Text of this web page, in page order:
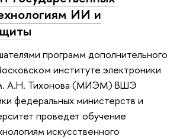
ИИ и
программ дополнительного
институте электроники
А.Н. Тихонова (МИЭМ) ВШЭ
федеральных министерств и
проведет обучение
искусственного